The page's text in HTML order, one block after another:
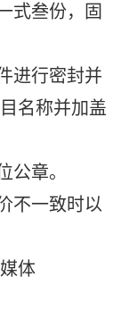
叁份，固
进行密封并
名称并加盖
章。
不一致时以
体